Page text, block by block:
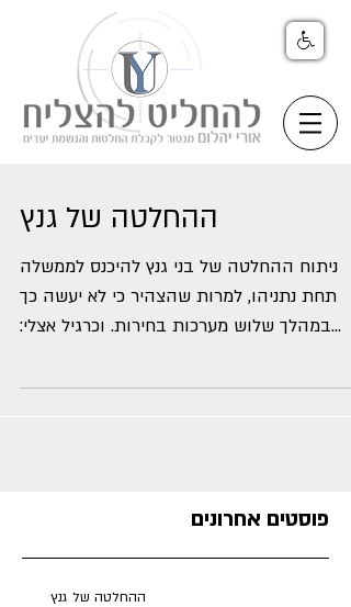
ההחלטה של גנץ
ניתוח ההחלטה של בני גנץ להיכנס לממשלה
תחת נתניהו, למרות שהצהיר כי לא יעשה כך
במהלך שלוש מערכות בחירות. וכרגיל אצלי:
פוסטים אחרונים
ההחלטה של גנץ